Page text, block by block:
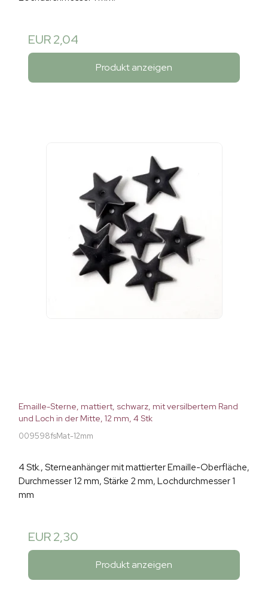
EUR 2,04
Produkt anzeigen
Emaille-Sterne, mattiert, schwarz, mit versilbertem Rand
und Loch in der Mitte, 12 mm, 4 Stk
009598fsMat-12mm
4 Stk., Sterneanhänger mit mattierter Emaille-Oberfläche,
Durchmesser 12 mm, Stärke 2 mm, Lochdurchmesser 1
mm
EUR 2,30
Produkt anzeigen